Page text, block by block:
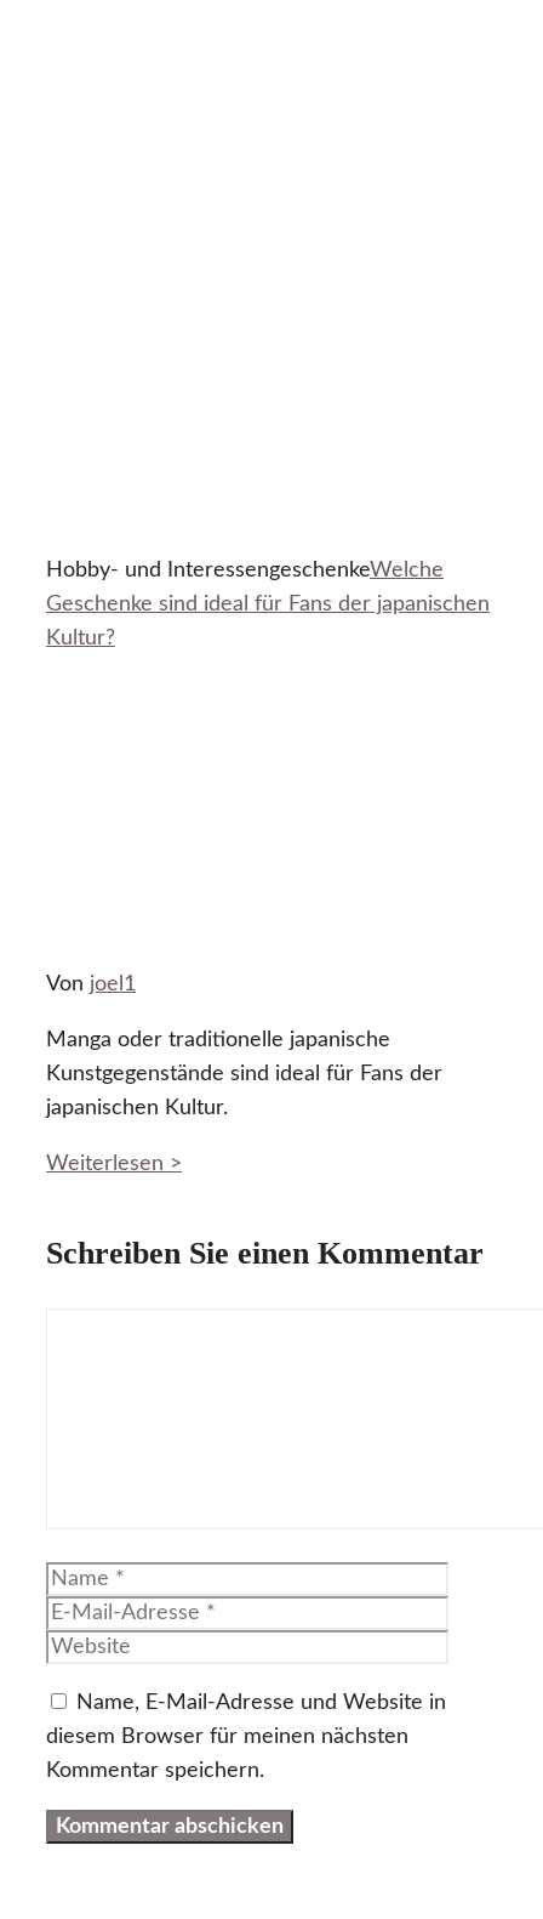
Hobby- und InteressengeschenkeWelche
Geschenke sind ideal für Fans der japanischen
Kultur?
Von joel1
Manga oder traditionelle japanische
Kunstgegenstände sind ideal für Fans der
japanischen Kultur.
Weiterlesen >
Schreiben Sie einen Kommentar
Name
Name, E-Mail-Adresse und Website in
diesem Browser für meinen nächsten
Kommentar speichern.